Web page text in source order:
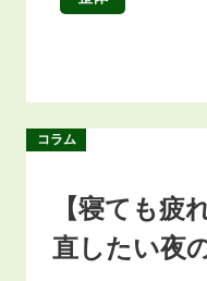
コラム
【寝ても疲
直したい夜